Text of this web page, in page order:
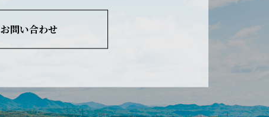
お問い合わせ